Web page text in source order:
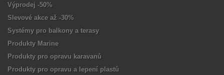
Výprodej -50%
Slevové akce až -30%
Systémy pro balkony a terasy
Produkty Marine
Produkty pro opravu karavanů
Produkty pro opravu a lepení plastů